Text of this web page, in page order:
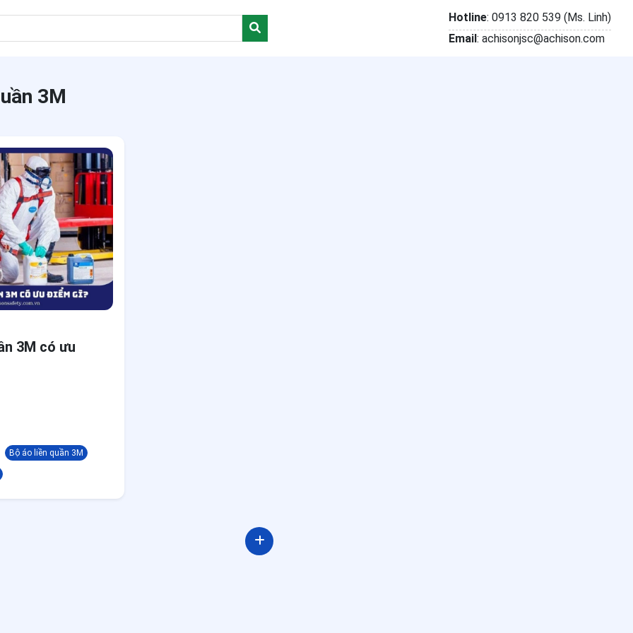
Hotline: 0913 820 539 (Ms. Linh)
Email: achisonjsc@achison.com
3M
3M có ưu
Bộ áo liền quần 3M